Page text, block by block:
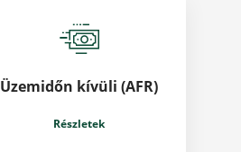
Üzemidőn kívüli (AFR)
Részletek